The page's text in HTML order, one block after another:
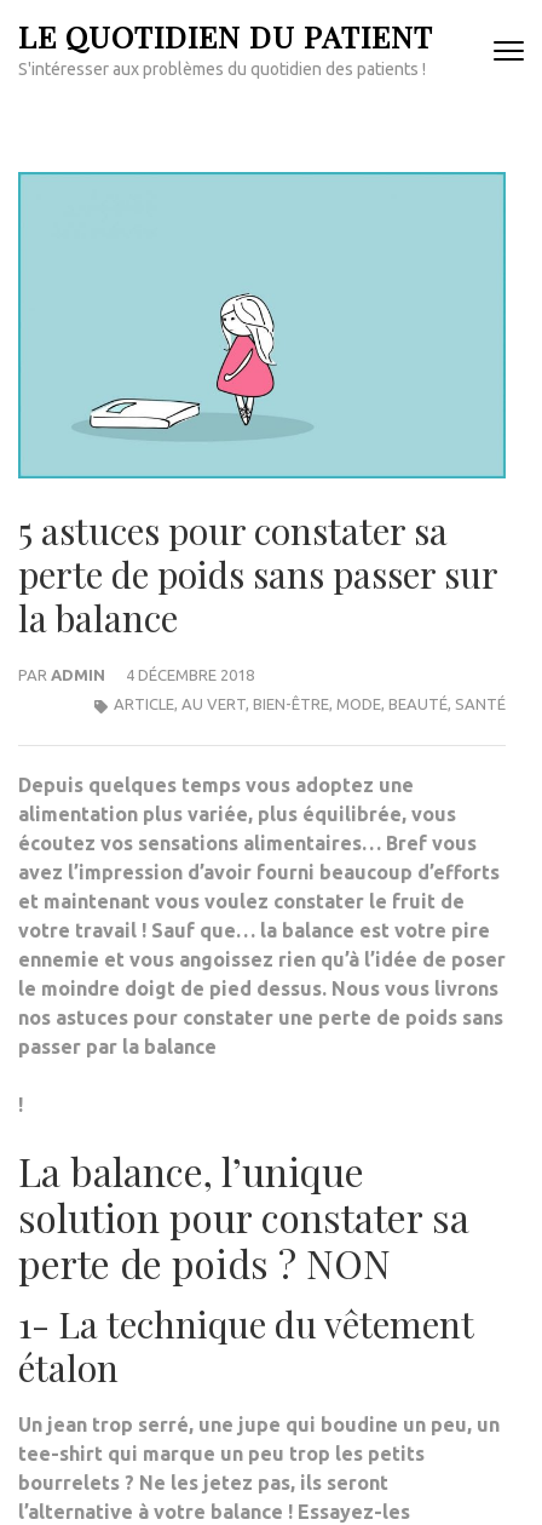
au
contenu
LE QUOTIDIEN DU PATIENT
S'intéresser aux problèmes du quotidien des patients !
5 astuces pour constater sa
perte de poids sans passer sur
la balance
PAR ADMIN
4 DÉCEMBRE 2018
ARTICLE, AU VERT, BIEN-ÊTRE, MODE, BEAUTÉ, SANTÉ
Depuis quelques temps vous adoptez une
alimentation plus variée, plus équilibrée, vous
écoutez vos sensations alimentaires… Bref vous
avez l’impression d’avoir fourni beaucoup d’efforts
et maintenant vous voulez constater le fruit de
votre travail ! Sauf que… la balance est votre pire
ennemie et vous angoissez rien qu’à l’idée de poser
le moindre doigt de pied dessus. Nous vous livrons
nos astuces pour constater une perte de poids sans
passer par la balance
!
La balance, l’unique
solution pour constater sa
perte de poids ? NON
1- La technique du vêtement
étalon
Un jean trop serré, une jupe qui boudine un peu, un
tee-shirt qui marque un peu trop les petits
bourrelets ? Ne les jetez pas, ils seront
l’alternative à votre balance ! Essayez-les